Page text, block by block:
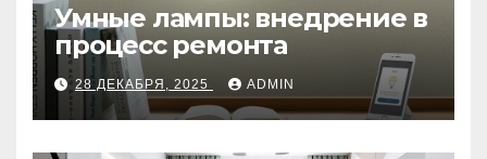
Умные лампы: внедрение в
процесс ремонта
28 ДЕКАБРЯ, 2025 ADMIN